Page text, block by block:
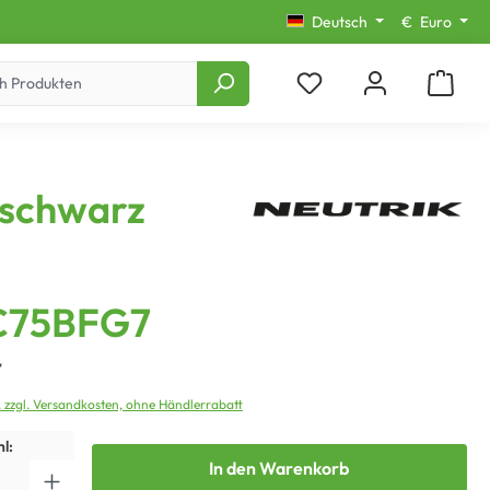
Deutsch € Euro
zzgl. Versandkosten, ohne Händlerrabatt
In den Warenkorb